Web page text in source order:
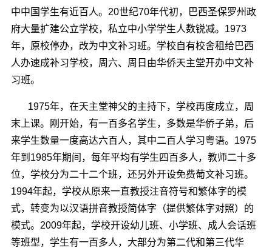
中中国学生有近百人。20世纪70年代初，巴西圣保罗州政
府大量扩建公立学校，私立中小学学生人数锐减。1973
年，原校停办，改为中文补习班。学校自有校舍租给巴西
人办速成补习学校，周六、周日由华侨天主堂开办中文补
习班。
1975年，在天主堂神父的主持下，学校再度成立，周
末上课。刚开始，有一百多名学生，多数是华侨子弟，后
来学生数量一度高达六百人，其中二百人学习粤语。1975
年到1985年期间，每年平均有学生四百多人，教师二十多
位，学校分为二十二个班，还另外开设免费葡文补习班。
1994年起，学校从原来一直教授注音符号和繁体字的模
式，转变为以汉语拼音教授简体字（提供繁体字对照）的
模式。2009年起，学校开设幼儿班、小学班、成人会话班
等班型，学生有一百多人，大部分为第二代和第三代华